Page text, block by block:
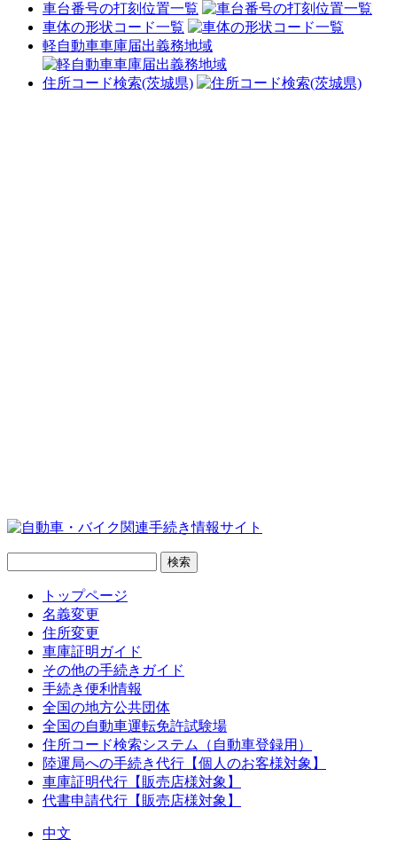
車台番号の打刻位置一覧
車体の形状コード一覧
軽自動車車庫届出義務地域
住所コード検索(茨城県)
トップページ
名義変更
住所変更
車庫証明ガイド
その他の手続きガイド
手続き便利情報
全国の地方公共団体
全国の自動車運転免許試験場
住所コード検索システム（自動車登録用）
陸運局への手続き代行【個人のお客様対象】
車庫証明代行【販売店様対象】
代書申請代行【販売店様対象】
中文